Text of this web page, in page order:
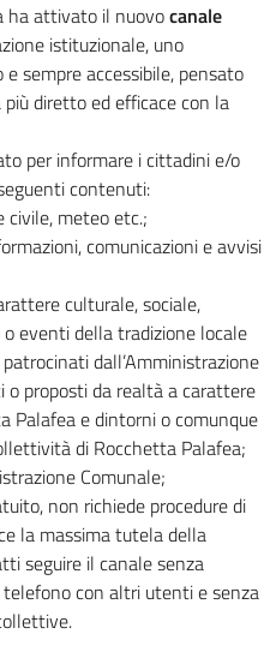
ha attivato il nuovocanale
istituzionale, uno
sempre accessibile, pensato
diretto ed efficace con la
per informare i cittadini e/o
contenuti:
civile, meteo etc.;
comunicazioni e avvisi
culturale, sociale,
eventi della tradizione locale
dall’Amministrazione
proposti da realtà a carattere
Palafea e dintorni o comunque
di Rocchetta Palafea;
Comunale;
non richiede procedure di
la massima tutela della
seguire il canale senza
con altri utenti e senza